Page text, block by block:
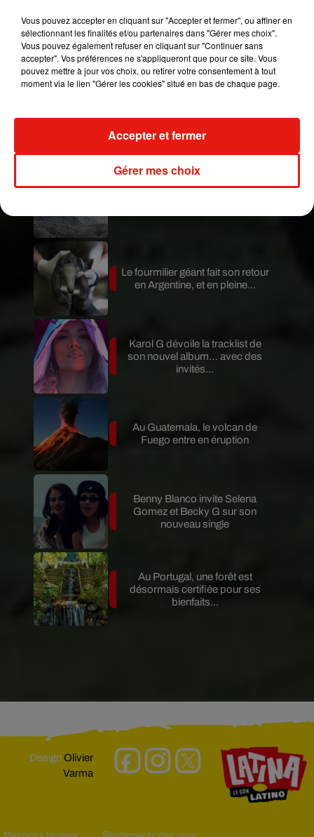
Publié : 15 avril 2021 à 11h08 par A.L.
Voir cette publication sur Instagram
Une publication partagée par J Balvin (@jbalvin)
La sortie de ce long-métrage est prévue le 7 mai
Le fourmilier géant fait son retour
en Argentine, et en pleine...
Karol G dévoile la tracklist de
son nouvel album… avec des
invités...
Au Guatemala, le volcan de
Fuego entre en éruption
Benny Blanco invite Selena
Gomez et Becky G sur son
nouveau single
Au Portugal, une forêt est
désormais certifiée pour ses
bienfaits...
DesignOlivier
Varma
Vous pouvez accepter en cliquant sur "Accepter et fermer", ou affiner en
sélectionnant les finalités et/ou partenaires dans "Gérer mes choix".
Vous pouvez également refuser en cliquant sur "Continuer sans
accepter". Vos préférences ne s'appliqueront que pour ce site. Vous
pouvez mettre à jour vos choix, ou retirer votre consentement à tout
moment via le lien "Gérer les cookies" situé en bas de chaque page.
Gérer mes choix
Accepter et fermer